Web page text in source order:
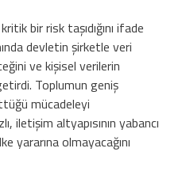
bir risk taşıdığını ifade
devletin şirketle veri
ve kişisel verilerin
Toplumun geniş
mücadeleyi
iletişim altyapısının yabancı
yararına olmayacağını